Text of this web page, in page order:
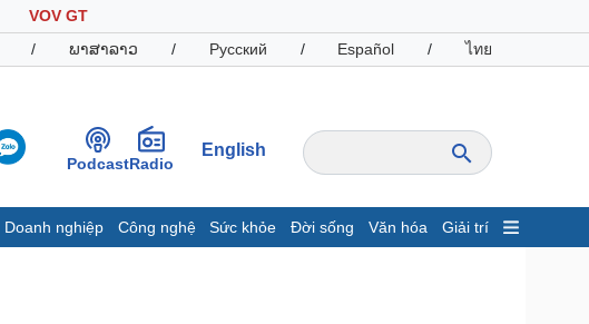
VOV GT
/ ພາສາລາວ / Русский / Español / ไทย
PodcastRadio
English
Doanh nghiệp Công nghệ Sức khỏe Đời sống Văn hóa Giải trí